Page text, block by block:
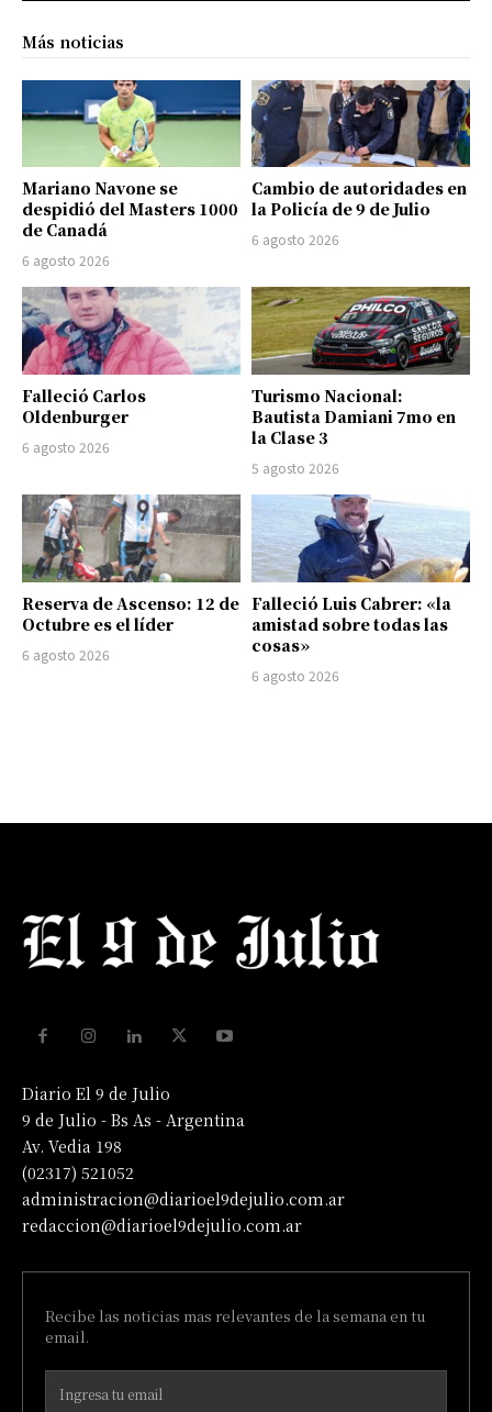
Más noticias
Mariano Navone se
despidió del Masters 1000
de Canadá
6 agosto 2026
Cambio de autoridades en
la Policía de 9 de Julio
6 agosto 2026
Falleció Carlos
Oldenburger
6 agosto 2026
Turismo Nacional:
Bautista Damiani 7mo en
la Clase 3
5 agosto 2026
Reserva de Ascenso: 12 de
Octubre es el líder
6 agosto 2026
Falleció Luis Cabrer: «la
amistad sobre todas las
cosas»
6 agosto 2026
Diario El 9 de Julio
9 de Julio - Bs As - Argentina
Av. Vedia 198
(02317) 521052
administracion@diarioel9dejulio.com.ar
redaccion@diarioel9dejulio.com.ar
Recibe las noticias mas relevantes de la semana en tu
email.